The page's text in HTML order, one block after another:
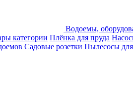
Водоемы,
категории Плёнка для пруда
Садовые розетки Пылесосы